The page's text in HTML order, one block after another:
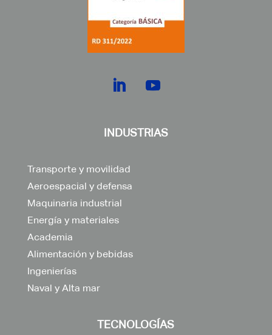
INDUSTRIAS
Transporte y movilidad
Aeroespacial y defensa
Maquinaria industrial
Energía y materiales
Academia
Alimentación y bebidas
Ingenierías
Naval y Alta mar
TECNOLOGÍAS